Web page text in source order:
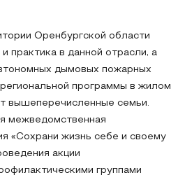
Оренбургской области
практика в данной отрасли, а
дымовых пожарных
программы в жилом
вышеперечисленные семьи.
межведомственная
«Сохрани жизнь себе и своему
акции
группами